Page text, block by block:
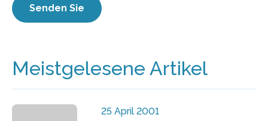
Meistgelesene Artikel
25 April 2001